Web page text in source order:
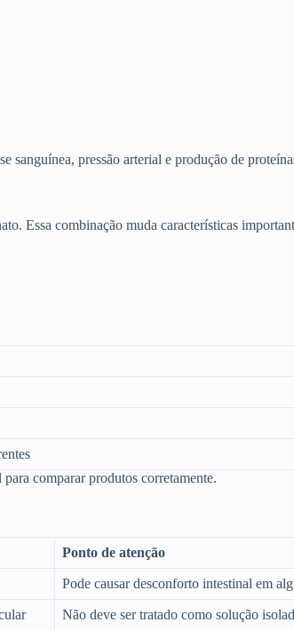
sanguínea, pressão arterial e produção de
Essa combinação muda características
comparar produtos corretamente.
Ponto de atenção
Pode causar desconforto intestinal em
Não deve ser tratado como solução